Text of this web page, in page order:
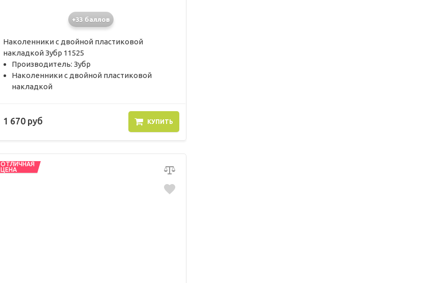
+33 баллов
Наколенники с двойной пластиковой
накладкой Зубр 11525
Производитель: Зубр
Наколенники с двойной пластиковой
накладкой
1 670 руб КУПИТЬ
ОТЛИЧНАЯ
ЦЕНА